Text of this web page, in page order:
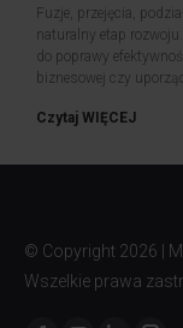
Fuzje, przejęcia,
naturalny etap
do poprawy
biznesowej czy
Czytaj WIĘCEJ
© Copyright 2026 |
Wszelkie prawa